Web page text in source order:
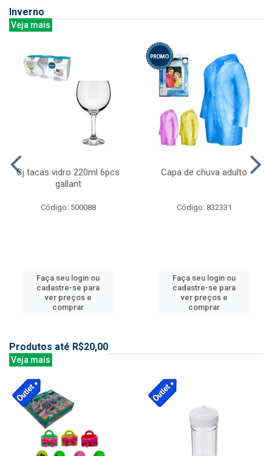
Inverno
Veja mais
Cj tacas vidro 220ml 6pcs
gallant
Código: 500088
Faça seu login ou
cadastre-se para
ver preços e
comprar
Capa de chuva adulto
Código: 832331
Faça seu login ou
cadastre-se para
ver preços e
comprar
Produtos até R$20,00
Veja mais